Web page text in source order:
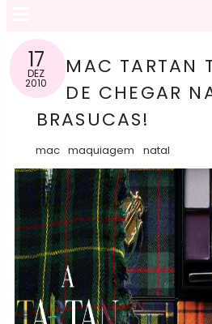
17
DEZ
2010
MAC TARTAN
DE CHEGAR
BRASUCAS!
mac maquiagem natal